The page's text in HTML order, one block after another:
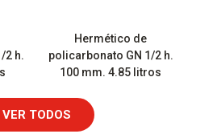
2 h.
Hermético de
policarbonato GN 1/2 h.
100 mm. 4.85 litros
VER TODOS